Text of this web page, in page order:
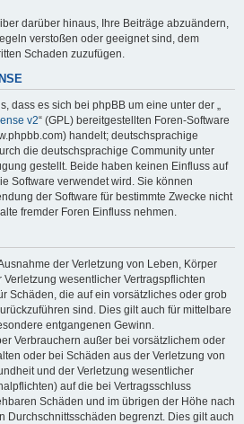
darüber hinaus, Ihre Beiträge abzuändern,
verstoßen oder geeignet sind, dem
Schaden zuzufügen.
dass es sich bei phpBB um eine unter der „
v2“ (GPL) bereitgestellten Foren-Software
handelt; deutschsprachige
die deutschsprachige Community unter
gestellt. Beide haben keinen Einfluss auf
Software verwendet wird. Sie können
der Software für bestimmte Zwecke nicht
fremder Foren Einfluss nehmen.
der Verletzung von Leben, Körper
wesentlicher Vertragspflichten
Schäden, die auf ein vorsätzliches oder grob
sind. Dies gilt auch für mittelbare
entgangenen Gewinn.
Verbrauchern außer bei vorsätzlichem oder
oder bei Schäden aus der Verletzung von
und der Verletzung wesentlicher
auf die bei Vertragsschluss
Schäden und im übrigen der Höhe nach
Durchschnittsschäden begrenzt. Dies gilt auch